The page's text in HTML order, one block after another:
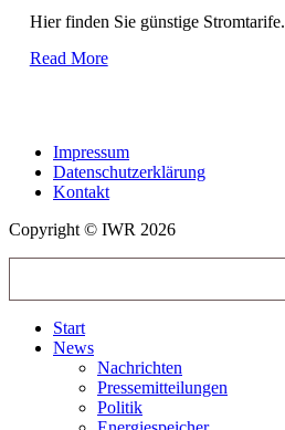
Hier finden Sie günstige Stromtarife.
Read More
Impressum
Datenschutzerklärung
Kontakt
Copyright © IWR 2026
Start
News
Nachrichten
Pressemitteilungen
Politik